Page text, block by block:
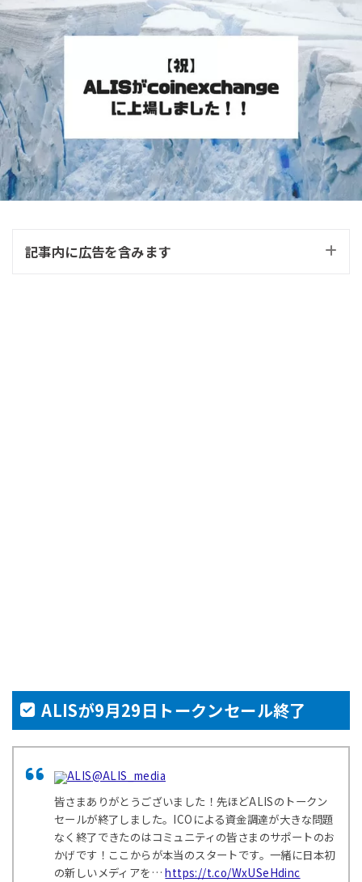
記事内に広告を含みます
ALISが9月29日トークンセール終了
ALIS@ALIS_media
皆さまありがとうございました！先ほどALISのトークン
セールが終了しました。ICOによる資金調達が大きな問題
なく終了できたのはコミュニティの皆さまのサポートのお
かげです！ここからが本当のスタートです。一緒に日本初
の新しいメディアを…https://t.co/WxUSeHdinc